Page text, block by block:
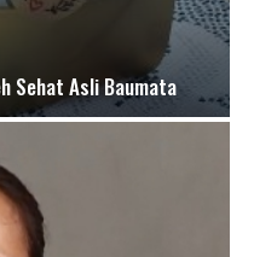
Sehat Asli Baumata